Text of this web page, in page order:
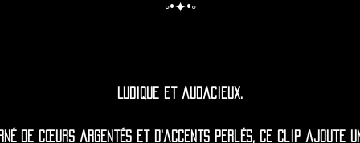
◦•✦•◦
Ludique et audacieux.
de cœurs argentés et d'accents perlés, ce clip ajoute